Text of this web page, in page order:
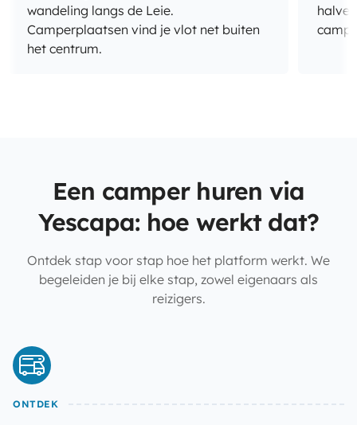
wandeling langs de Leie.
Camperplaatsen vind je vlot net buiten
het centrum.
Een camper huren via
Yescapa: hoe werkt dat?
Ontdek stap voor stap hoe het platform werkt. We
begeleiden je bij elke stap, zowel eigenaars als
reizigers.
ONTDEK